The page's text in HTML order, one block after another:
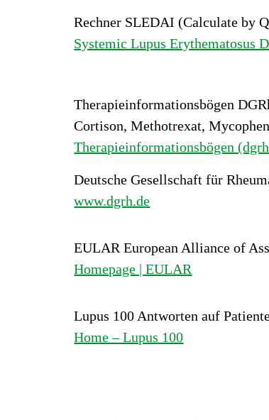
Rechner SLEDAI (Calculate by
Systemic Lupus Erythematosus
Therapieinformationsbögen
Cortison, Methotrexat,
Therapieinformationsbögen
Deutsche Gesellschaft für
www.dgrh.de
EULAR European Alliance of
Homepage | EULAR
Lupus 100 Antworten auf
Home – Lupus 100